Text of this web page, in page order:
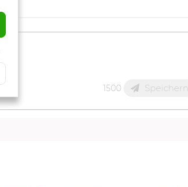
1500 Speichern